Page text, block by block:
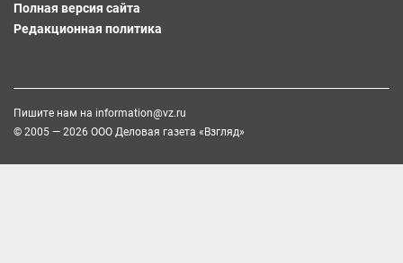
Полная версия сайта
Редакционная политика
Пишите нам на information@vz.ru
© 2005 — 2026 ООО Деловая газета «Взгляд»